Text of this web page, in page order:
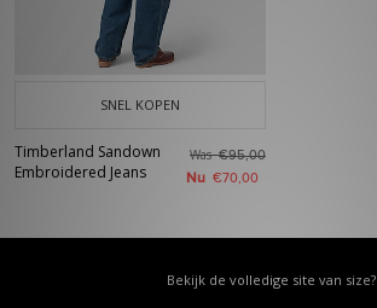
SNEL KOPEN
Timberland Sandown
Embroidered Jeans
Was€95,00
Nu €70,00
Bekijk de volledige site van size?